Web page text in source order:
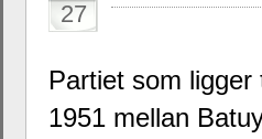
27
Partiet som
1951 mellan